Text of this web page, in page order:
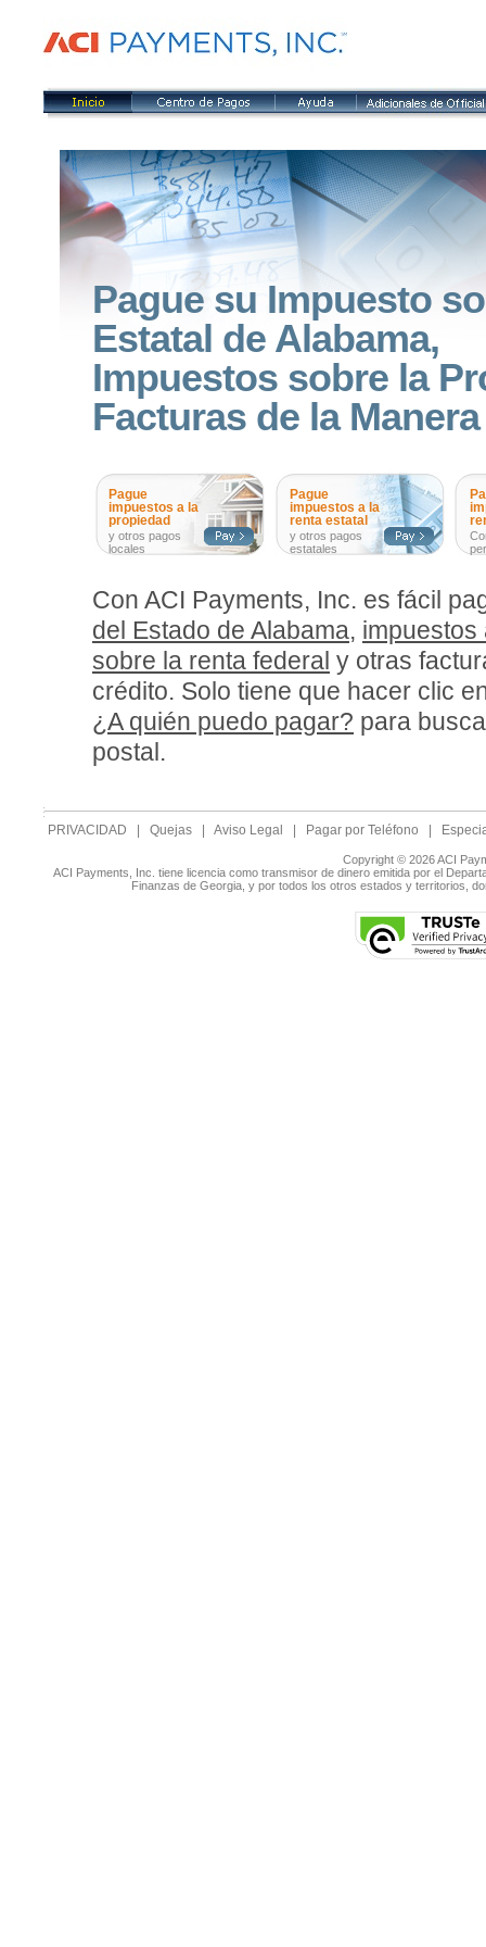
Pague su Impuesto
Estatal de Alabama,
Impuestos sobre la
Facturas de la
Pague
impuestos a la
propiedad
y otros pagos
locales
Pague
impuestos a la
renta estatal
y otros pagos
estatales
Con ACI Payments, Inc. es fácil
del Estado de Alabama, impuestos
sobre la renta federal y otras
crédito. Solo tiene que hacer clic
¿A quién puedo pagar? para
postal.
PRIVACIDAD Quejas Aviso Legal Pagar por Teléfono
Copyright © 2026 ACI
ACI Payments, Inc. tiene licencia como transmisor de dinero emitida por el
Finanzas de Georgia, y por todos los otros estados y territorios,